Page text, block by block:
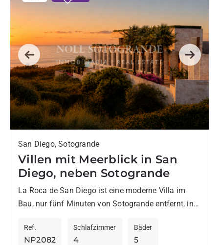
Previous Next
San Diego, Sotogrande
Villen mit Meerblick in San
Diego, neben Sotogrande
La Roca de San Diego ist eine moderne Villa im
Bau, nur fünf Minuten von Sotogrande entfernt, in
Panoramablick...
NP2082
Ref.
4
Schlafzimmer
5
Bäder